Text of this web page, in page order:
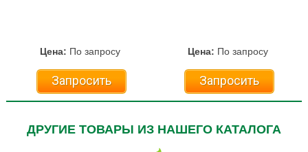
Цена: По запросу
Запросить
Цена: По запросу
Запросить
ДРУГИЕ ТОВАРЫ ИЗ НАШЕГО КАТАЛОГА